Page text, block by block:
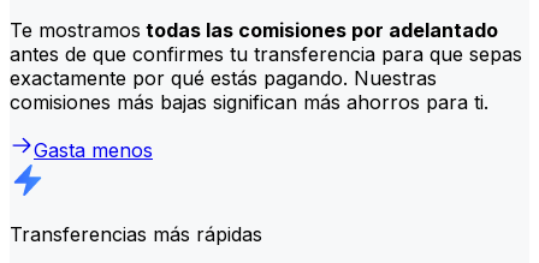
Te mostramos todas las comisiones por adelantado
antes de que confirmes tu transferencia para que sepas
exactamente por qué estás pagando. Nuestras
comisiones más bajas significan más ahorros para ti.
Gasta menos
Transferencias más rápidas